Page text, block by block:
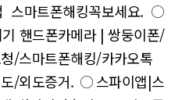
스마트폰해킹꼭보세요. ○
핸드폰카메라 | 쌍둥이폰/
/스마트폰해킹/카카오톡
/외도증거. ○스파이앱|스